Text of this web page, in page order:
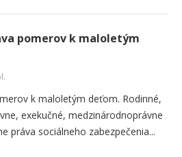
pomerov k maloletým
k maloletým deťom. Rodinné,
exekučné, medzinárodnoprávne
práva sociálneho zabezpečenia...